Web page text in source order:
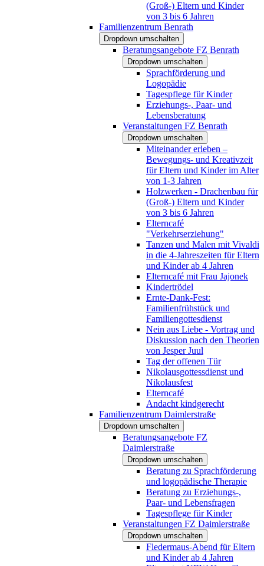
(Groß-) Eltern und Kinder
von 3 bis 6 Jahren
Familienzentrum Benrath
Dropdown umschalten
Beratungsangebote FZ Benrath
Dropdown umschalten
Sprachförderung und
Logopädie
Tagespflege für Kinder
Erziehungs-, Paar- und
Lebensberatung
Veranstaltungen FZ Benrath
Dropdown umschalten
Miteinander erleben –
Bewegungs- und Kreativzeit
für Eltern und Kinder im Alter
von 1-3 Jahren
Holzwerken - Drachenbau für
(Groß-) Eltern und Kinder
von 3 bis 6 Jahren
Elterncafé
"Verkehrserziehung"
Tanzen und Malen mit Vivaldi
in die 4-Jahreszeiten für Eltern
und Kinder ab 4 Jahren
Elterncafé mit Frau Jajonek
Kindertrödel
Ernte-Dank-Fest:
Familienfrühstück und
Familiengottesdienst
Nein aus Liebe - Vortrag und
Diskussion nach den Theorien
von Jesper Juul
Tag der offenen Tür
Nikolausgottessdienst und
Nikolausfest
Elterncafé
Andacht kindgerecht
Familienzentrum Daimlerstraße
Dropdown umschalten
Beratungsangebote FZ
Daimlerstraße
Dropdown umschalten
Beratung zu Sprachförderung
und logopädische Therapie
Beratung zu Erziehungs-,
Paar- und Lebensfragen
Tagespflege für Kinder
Veranstaltungen FZ Daimlerstraße
Dropdown umschalten
Fledermaus-Abend für Eltern
und Kinder ab 4 Jahren